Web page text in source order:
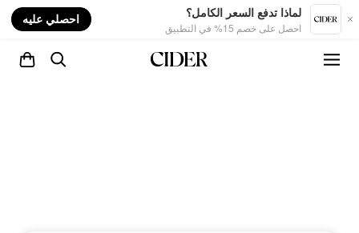
لماذا تدفع السعر الكامل؟
احصل على خصم 15% في التطبيق
احصلي عليه